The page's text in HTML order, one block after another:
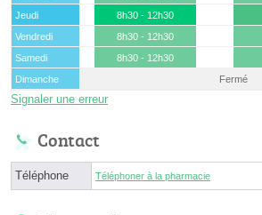
Jeudi
8h30 - 12h30
Vendredi
8h30 - 12h30
Samedi
8h30 - 12h30
Dimanche
Fermé
Signaler une erreur
Contact
Téléphone Téléphoner à la pharmacie